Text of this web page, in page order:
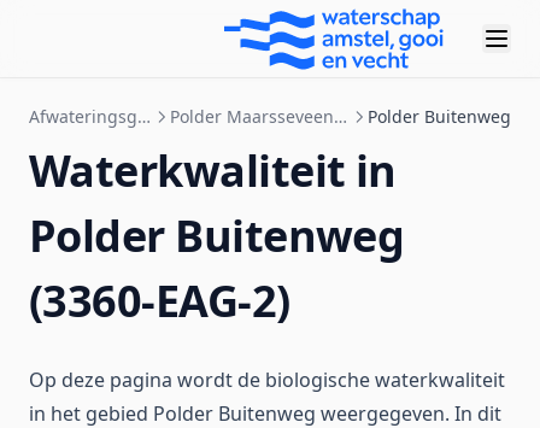
Afwateringsgebieden Polder Maarsseveen-Westbroek Polder Buitenweg
Waterkwaliteit in
Polder Buitenweg
(3360-EAG-2)
Op deze pagina wordt de biologische waterkwaliteit
in het gebied Polder Buitenweg weergegeven. In dit